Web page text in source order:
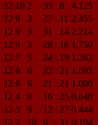
12 10 2 33 : 8 4.125
12 9 3 27 : 11 2.455
12 9 3 31 : 14 2.214
12 9 3 28 : 16 1.750
12 7 5 24 : 19 1.263
12 6 6 23 : 21 1.095
12 6 6 21 : 21 1.000
12 4 8 16 : 25 0.640
12 3 9 12 : 27 0.444
12 2 10 6 : 31 0.194